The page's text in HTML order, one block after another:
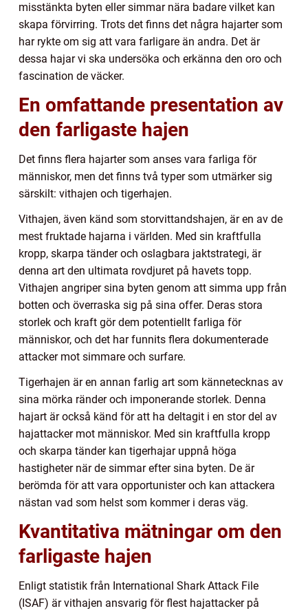
misstänkta byten eller simmar nära badare vilket kan
skapa förvirring. Trots det finns det några hajarter som
har rykte om sig att vara farligare än andra. Det är
dessa hajar vi ska undersöka och erkänna den oro och
fascination de väcker.
En omfattande presentation av
den farligaste hajen
Det finns flera hajarter som anses vara farliga för
människor, men det finns två typer som utmärker sig
särskilt: vithajen och tigerhajen.
Vithajen, även känd som storvittandshajen, är en av de
mest fruktade hajarna i världen. Med sin kraftfulla
kropp, skarpa tänder och oslagbara jaktstrategi, är
denna art den ultimata rovdjuret på havets topp.
Vithajen angriper sina byten genom att simma upp från
botten och överraska sig på sina offer. Deras stora
storlek och kraft gör dem potentiellt farliga för
människor, och det har funnits flera dokumenterade
attacker mot simmare och surfare.
Tigerhajen är en annan farlig art som kännetecknas av
sina mörka ränder och imponerande storlek. Denna
hajart är också känd för att ha deltagit i en stor del av
hajattacker mot människor. Med sin kraftfulla kropp
och skarpa tänder kan tigerhajar uppnå höga
hastigheter när de simmar efter sina byten. De är
berömda för att vara opportunister och kan attackera
nästan vad som helst som kommer i deras väg.
Kvantitativa mätningar om den
farligaste hajen
Enligt statistik från International Shark Attack File
(ISAF) är vithajen ansvarig för flest hajattacker på